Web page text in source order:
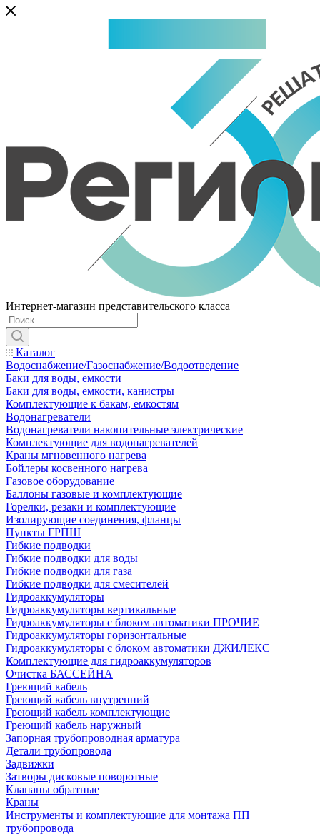
Интернет-магазин представительского класса
Каталог
Водоснабжение/Газоснабжение/Водоотведение
Баки для воды, емкости
Баки для воды, емкости, канистры
Комплектующие к бакам, емкостям
Водонагреватели
Водонагреватели накопительные электрические
Комплектующие для водонагревателей
Краны мгновенного нагрева
Бойлеры косвенного нагрева
Газовое оборудование
Баллоны газовые и комплектующие
Горелки, резаки и комплектующие
Изолирующие соединения, фланцы
Пункты ГРПШ
Гибкие подводки
Гибкие подводки для воды
Гибкие подводки для газа
Гибкие подводки для смесителей
Гидроаккумуляторы
Гидроаккумуляторы вертикальные
Гидроаккумуляторы с блоком автоматики ПРОЧИЕ
Гидроаккумуляторы горизонтальные
Гидроаккумуляторы с блоком автоматики ДЖИЛЕКС
Комплектующие для гидроаккумуляторов
Очистка БАССЕЙНА
Греющий кабель
Греющий кабель внутренний
Греющий кабель комплектующие
Греющий кабель наружный
Запорная трубопроводная арматура
Детали трубопровода
Задвижки
Затворы дисковые поворотные
Клапаны обратные
Краны
Инструменты и комплектующие для монтажа ПП
трубопровода